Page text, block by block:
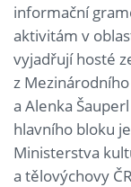
informační
aktivitám v
vyjadřují hosté
z
a Alenka
hlavního bloku
Ministerstva
a tělovýchovy